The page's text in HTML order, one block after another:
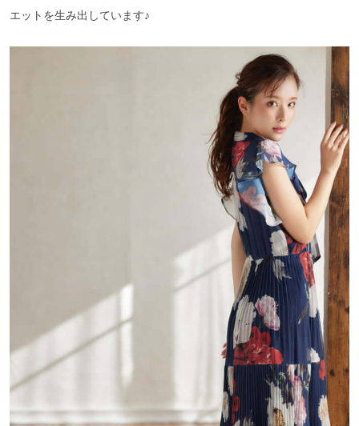
エットを生み出しています♪